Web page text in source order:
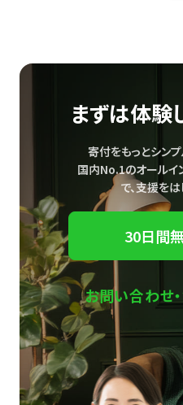
まずは体験
寄付をもっとシンプ
国内No.1のオールイ
で、支援をは
30日間
お問い合わせ